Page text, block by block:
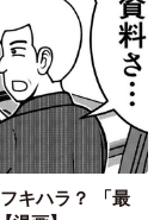
キハラ？ 「最